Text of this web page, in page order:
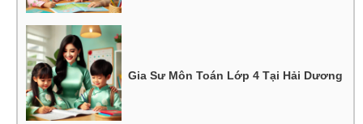
Gia Sư Môn Toán Lớp 4 Tại Hải Dương